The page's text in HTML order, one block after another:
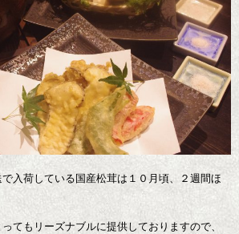
入荷している国産松茸は１０月頃、２週間ほ
てもリーズナブルに提供しておりますので、